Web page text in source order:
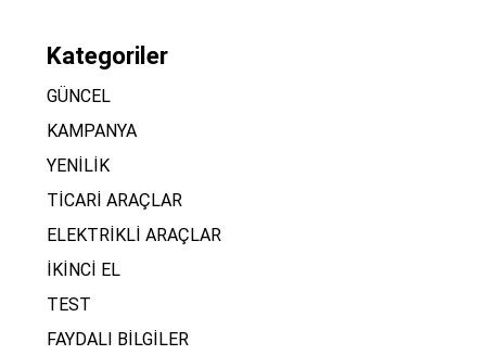
Kategoriler
GÜNCEL
KAMPANYA
YENİLİK
TİCARİ ARAÇLAR
ELEKTRİKLİ ARAÇLAR
İKİNCİ EL
TEST
FAYDALI BİLGİLER